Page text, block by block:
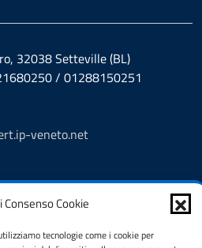
Consenso Cookie
tecnologie come i cookie per
32038 Setteville (BL)
/ 01288150251
veneto.net